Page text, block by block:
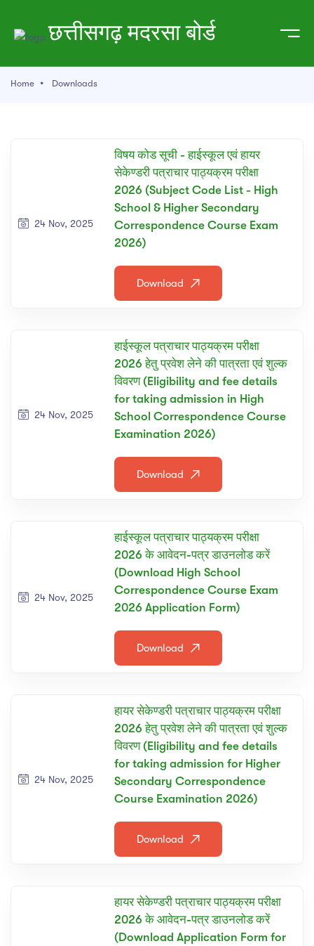
छत्तीसगढ़ मदरसा बोर्ड
Home Downloads
24 Nov, 2025
विषय कोड सूची - हाईस्कूल एवं हायर
सेकेण्डरी पत्राचार पाठ्यक्रम परीक्षा
2026 (Subject Code List - High
School & Higher Secondary
Correspondence Course Exam
2026)
Download
24 Nov, 2025
हाईस्कूल पत्राचार पाठ्यक्रम परीक्षा
2026 हेतु प्रवेश लेने की पात्रता एवं शुल्क
विवरण (Eligibility and fee details
for taking admission in High
School Correspondence Course
Examination 2026)
Download
24 Nov, 2025
हाईस्कूल पत्राचार पाठ्यक्रम परीक्षा
2026 के आवेदन-पत्र डाउनलोड करें
(Download High School
Correspondence Course Exam
2026 Application Form)
Download
24 Nov, 2025
हायर सेकेण्डरी पत्राचार पाठ्यक्रम परीक्षा
2026 हेतु प्रवेश लेने की पात्रता एवं शुल्क
विवरण (Eligibility and fee details
for taking admission for Higher
Secondary Correspondence
Course Examination 2026)
Download
हायर सेकेण्डरी पत्राचार पाठ्यक्रम परीक्षा
2026 के आवेदन-पत्र डाउनलोड करें
(Download Application Form for